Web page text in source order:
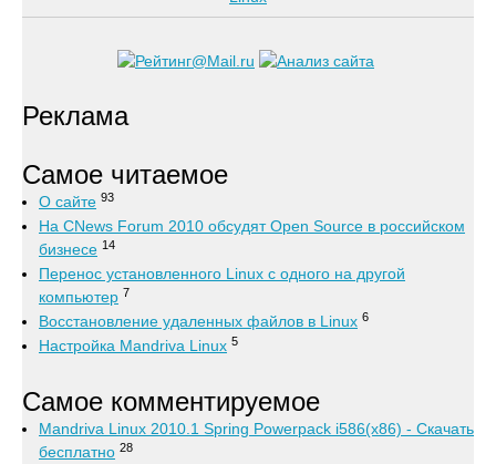
Реклама
Самое читаемое
О сайте 93
На CNews Forum 2010 обсудят Open Source в российском
бизнесе 14
Перенос установленного Linux с одного на другой
компьютер 7
Восстановление удаленных файлов в Linux 6
Настройка Mandriva Linux 5
Самое комментируемое
Mandriva Linux 2010.1 Spring Powerpack i586(x86) - Скачать
бесплатно 28